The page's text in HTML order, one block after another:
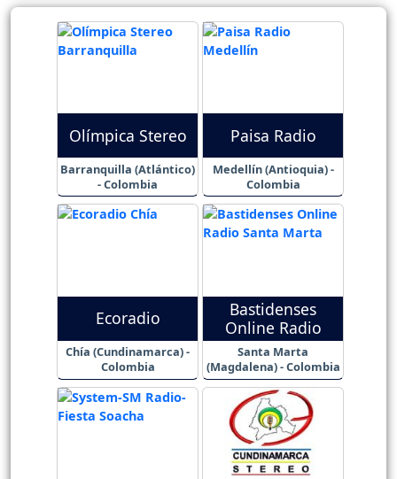
Olímpica Stereo
Barranquilla (Atlántico)
- Colombia
Paisa Radio
Medellín (Antioquia) -
Colombia
Ecoradio
Chía (Cundinamarca) -
Colombia
Bastidenses
Online Radio
Santa Marta
(Magdalena) - Colombia